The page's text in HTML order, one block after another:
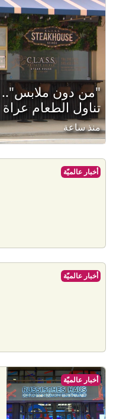
"من دون ملابس"..
تناول الطعام عراة
منذ ساعة
أخبار عالميّة
أخبار عالميّة
أخبار عالميّة